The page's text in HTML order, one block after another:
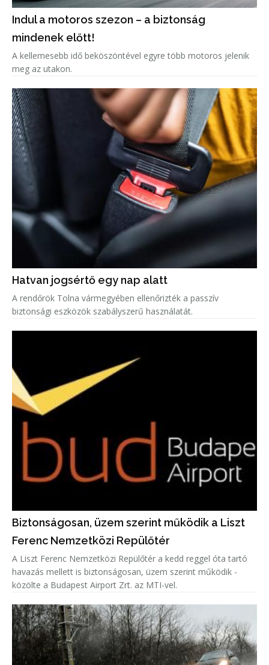
Indul a motoros szezon – a biztonság
mindenek előtt!
A kellemesebb idő beköszöntével egyre több motoros jelenik
meg az utakon.
Hatvan jogsértő egy nap alatt
A rendőrök Tolna vármegyében ellenőrizték a passzív
biztonsági eszközök szabályszerű használatát.
Biztonságosan, üzem szerint működik a Liszt
Ferenc Nemzetközi Repülőtér
A Liszt Ferenc Nemzetközi Repülőtér a kedd reggel óta tartó
havazás mellett is biztonságosan, üzem szerint működik -
közölte a Budapest Airport Zrt. az MTI-vel.